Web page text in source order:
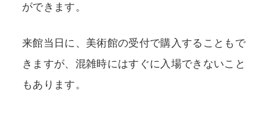
ができます。
来館当日に、美術館の受付で購入することもで
きますが、混雑時にはすぐに入場できないこと
もあります。